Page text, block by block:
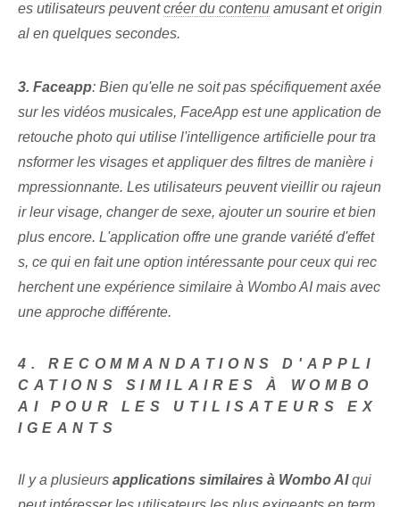
es utilisateurs peuventcréer du contenu amusant et origin
al en quelques secondes.
3. Faceapp: Bien qu'elle ne soit pas spécifiquement axée
sur les vidéos musicales, FaceApp est une application de
retouche photo qui utilise l'intelligence artificielle pour tra
nsformer les visages et appliquer des filtres de manière i
mpressionnante. Les utilisateurs peuvent vieillir ou rajeun
ir leur visage, changer de sexe, ajouter un sourire et bien
plus encore. L'application offre une grande variété d'effet
s, ce qui en fait une option intéressante pour ceux qui rec
herchent une expérience similaire à Wombo AI mais avec
une approche différente.
4. RECOMMANDATIONS D'APPLI
CATIONS SIMILAIRES À WOMBO
AI POUR LES UTILISATEURS EX
IGEANTS
Il y a plusieurs applications similaires à Wombo AIqui